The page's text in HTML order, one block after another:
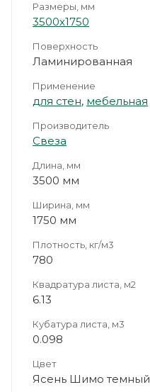
Размеры, мм
3500х1750
Поверхность
Ламинированная
Применение
для стен, мебельная
Производитель
Свеза
Длина, мм
3500 мм
Ширина, мм
1750 мм
Плотность, кг/м3
780
Квадратура листа, м2
6.13
Кубатура листа, м3
0.098
Цвет
Ясень Шимо темный